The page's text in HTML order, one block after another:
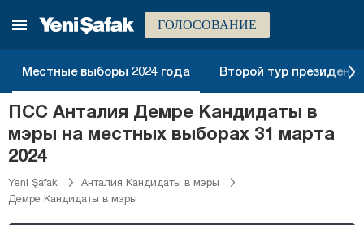
ГОЛОСОВАНИЕ
Местные выборы 2024 года Второй тур
ПСС Анталия Демре Кандидаты в
мэры на местных выборах 31 марта
2024
Yeni Şafak
Анталия Кандидаты в мэры
Демре Кандидаты в мэры
Стамбул
Измир
Адана
Адыяман
Афьонкарахисар
Агры